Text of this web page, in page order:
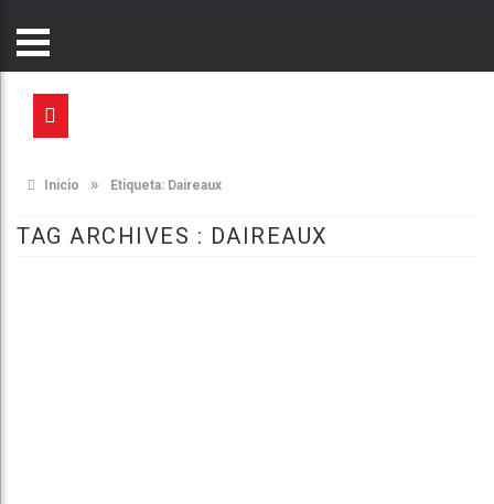
Inicio » Etiqueta: Daireaux
TAG ARCHIVES : DAIREAUX